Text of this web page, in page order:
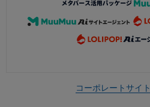
コーポレートサイト